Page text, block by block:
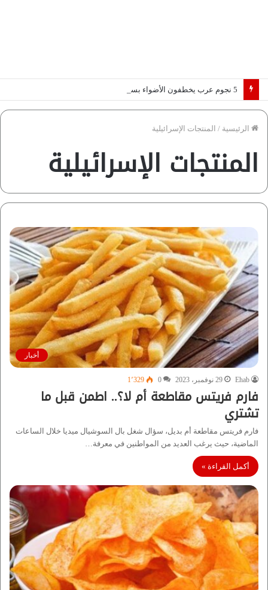
الرئيسية / المنتجات الإسرائيلية
المنتجات الإسرائيلية
أخبار
Ehab 29 نوفمبر، 2023 0 1٬329
فارم فريتس مقاطعة أم لا؟.. اطمن قبل ما
تشتري
فارم فريتس مقاطعة أم بديل، سؤال شغل بال السوشيال ميديا خلال الساعات
الماضية، حيث يرغب العديد من المواطنين في معرفة…
أكمل القراءة »